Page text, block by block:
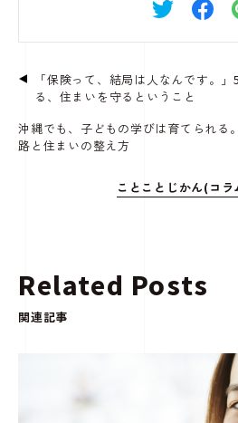
「保険って、結局は人なんです。
る、住まいを守るということ
沖縄でも、子どもの学びは育てられる
路と住まいの整え方
ことことじかん(コラ
Related Posts
関連記事